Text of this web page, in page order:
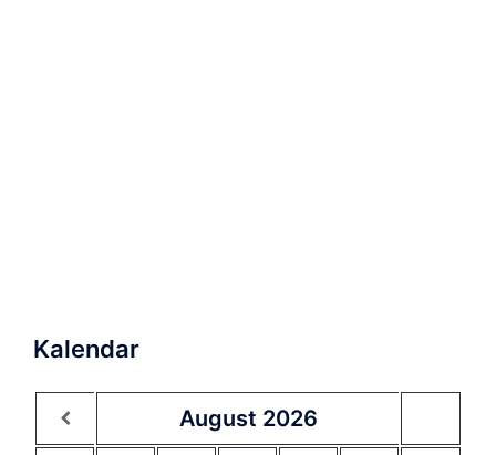
Kalendar
August 2026